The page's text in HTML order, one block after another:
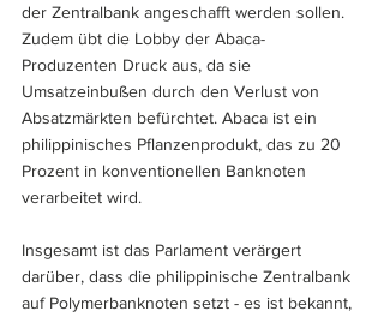
der Zentralbank angeschafft werden sollen.
Zudem übt die Lobby der Abaca-
Produzenten Druck aus, da sie
Umsatzeinbußen durch den Verlust von
Absatzmärkten befürchtet. Abaca ist ein
philippinisches Pflanzenprodukt, das zu 20
Prozent in konventionellen Banknoten
verarbeitet wird.
Insgesamt ist das Parlament verärgert
darüber, dass die philippinische Zentralbank
auf Polymerbanknoten setzt - es ist bekannt,